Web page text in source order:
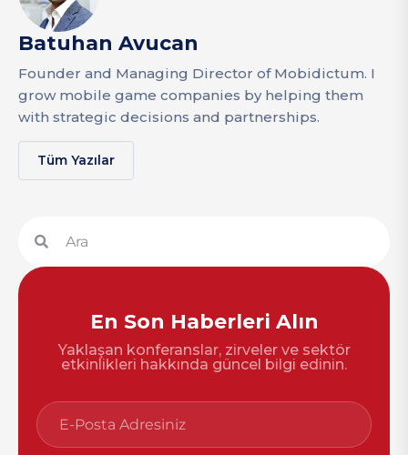
Batuhan Avucan
Founder and Managing Director of Mobidictum. I
grow mobile game companies by helping them
with strategic decisions and partnerships.
Tüm Yazılar
En Son Haberleri Alın
Yaklaşan konferanslar, zirveler ve sektör
etkinlikleri hakkında güncel bilgi edinin.